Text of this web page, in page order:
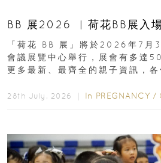
BB 展2026 ︳荷花BB展入
「荷花 BB 展」將於2026年7月
會議展覽中心舉行，展會有多達
更多最新、最齊全的親子資訊，
28th July, 2026 ｜ In PREGNANCY /